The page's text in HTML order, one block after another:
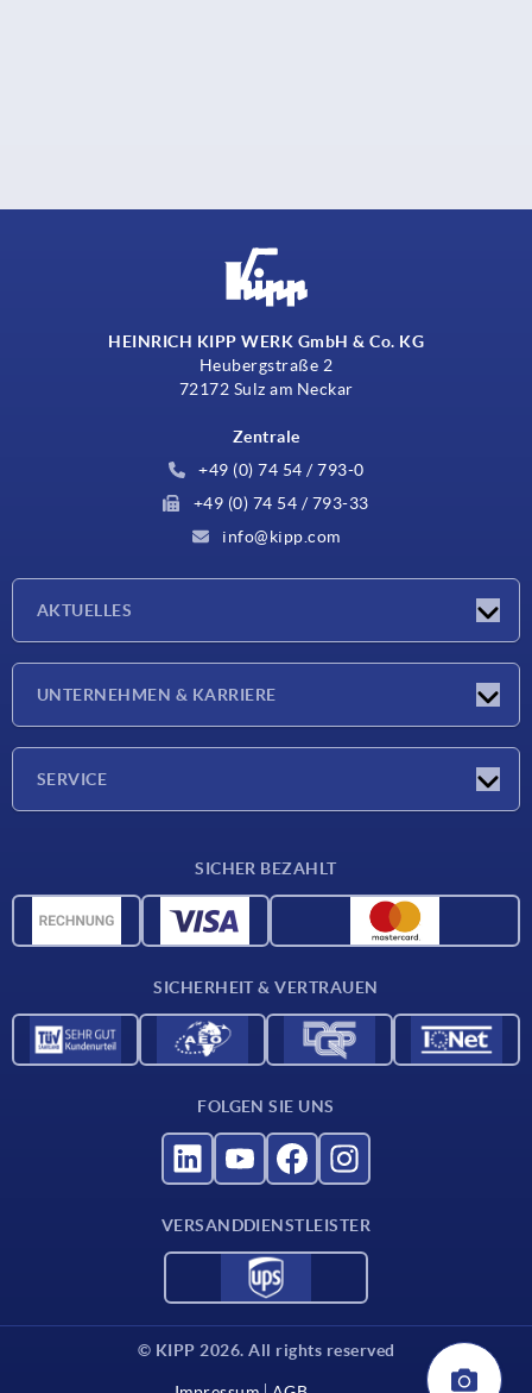
HEINRICH KIPP WERK GmbH & Co. KG
Heubergstraße 2
72172 Sulz am Neckar
Zentrale
+49 (0) 74 54 / 793-0
+49 (0) 74 54 / 793-33
info@kipp.com
AKTUELLES
Presseberichte
UNTERNEHMEN & KARRIERE
SERVICE
Werkstoffübersicht
SICHER BEZAHLT
SICHERHEIT & VERTRAUEN
FOLGEN SIE UNS
VERSANDDIENSTLEISTER
© KIPP 2026. All rights reserved